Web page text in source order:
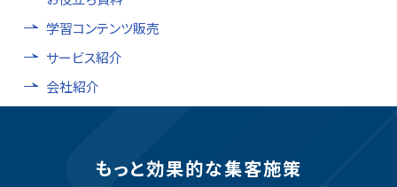
学習コンテンツ販売
サービス紹介
会社紹介
もっと効果的な集客施策